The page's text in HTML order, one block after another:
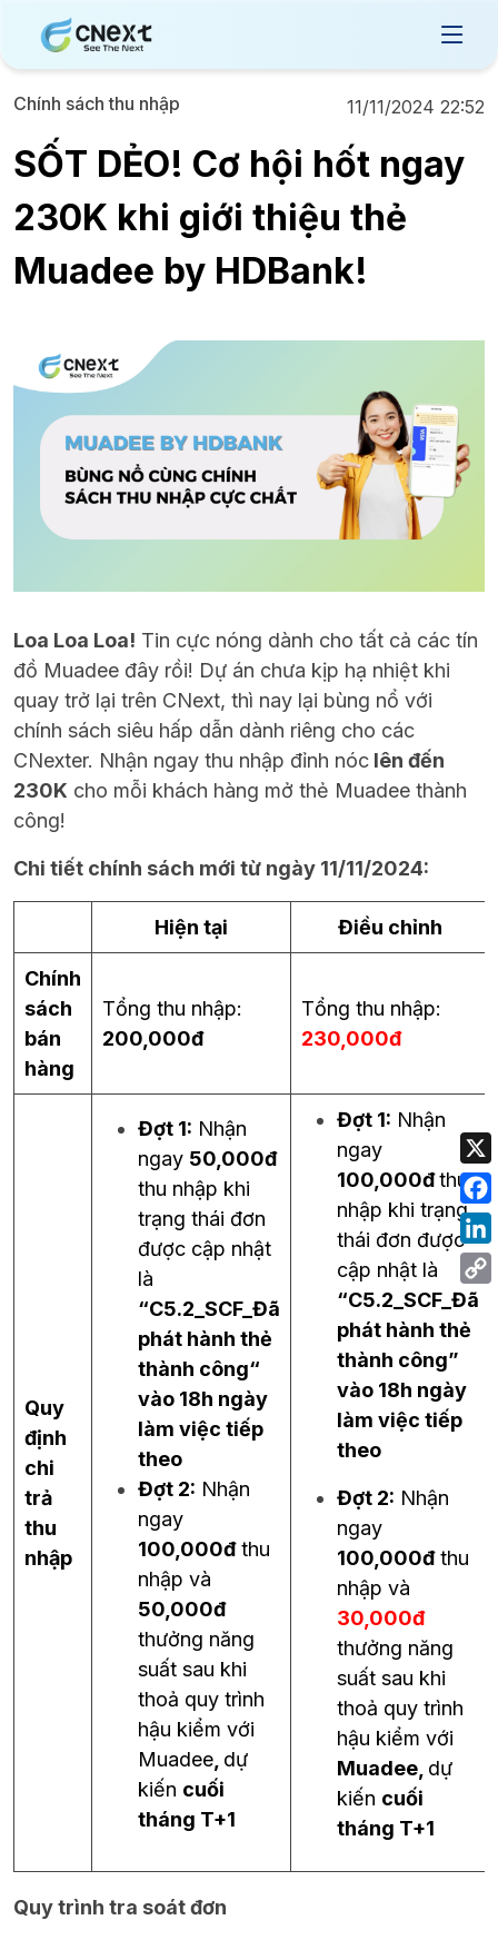
Chính sách thu nhập 11/11/2024 22:52
SỐT DẺO! Cơ hội hốt ngay
230K khi giới thiệu thẻ
Muadee by HDBank!
Loa Loa Loa! Tin cực nóng dành cho tất cả các tín
đồ Muadee đây rồi! Dự án chưa kịp hạ nhiệt khi
quay trở lại trên CNext, thì nay lại bùng nổ với
chính sách siêu hấp dẫn dành riêng cho các
CNexter. Nhận ngay thu nhập đỉnh nóc lên đến
230K cho mỗi khách hàng mở thẻ Muadee thành
công!
Chi tiết chính sách mới từ ngày 11/11/2024:
Hiện tại Điều chỉnh
Chính
sách
bán
hàng
Tổng thu nhập:
200,000đ
Tổng thu nhập:
230,000đ
Quy
định
chi
trả
thu
nhập
Đợt 1: Nhận
ngay 50,000đ
thu nhập khi
trạng thái đơn
được cập nhật
là
“C5.2_SCF_Đã
phát hành thẻ
thành công“
vào 18h ngày
làm việc tiếp
theo
Đợt 2: Nhận
ngay
100,000đthu
nhập và
50,000đ
thưởng năng
suất sau khi
thoả quy trình
hậu kiểm với
Muadee dự
kiến cuối
tháng T+1
Đợt 1: Nhận
ngay
100,000đthu
nhập khi trạng
thái đơn được
cập nhật là
“C5.2_SCF_Đã
phát hành thẻ
thành công”
vào 18h ngày
làm việc tiếp
theo
Đợt 2: Nhận
ngay
100,000đthu
nhập và
30,000đ
thưởng năng
suất sau khi
thoả quy trình
hậu kiểm với
Muadee dự
kiến cuối
tháng T+1
Quy trình tra soát đơn